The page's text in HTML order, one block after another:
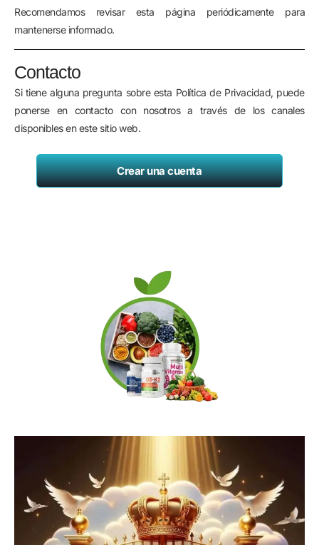
Recomendamos revisar esta página periódicamente para
mantenerse informado.
Contacto
Si tiene alguna pregunta sobre esta Política de Privacidad, puede
ponerse en contacto con nosotros a través de los canales
disponibles en este sitio web.
Crear una cuenta